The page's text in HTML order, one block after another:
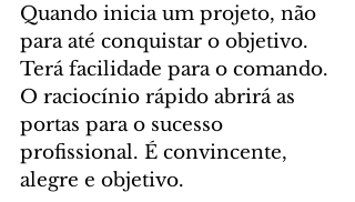
Quando inicia um projeto, não
para até conquistar o objetivo.
Terá facilidade para o comando.
O raciocínio rápido abrirá as
portas para o sucesso
profissional. É convincente,
alegre e objetivo.